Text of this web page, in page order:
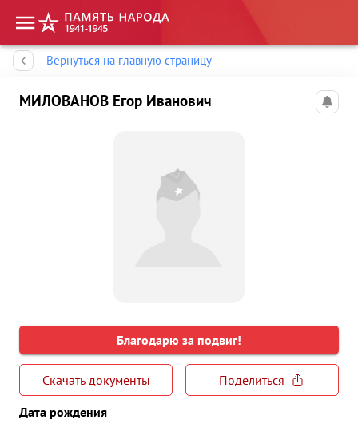
Вернуться на главную страницу
МИЛОВАНОВ Егор Иванович
Благодарю за подвиг!
Скачать документы
Поделиться
Дата рождения
Память народа